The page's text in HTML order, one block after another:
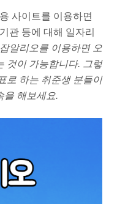
사이트를 이용하면
관 등에 대해 일자리
잡알리오를 이용하면 오
것이 가능합니다. 그렇
로 하는 취준생 분들이
을 해보세요.